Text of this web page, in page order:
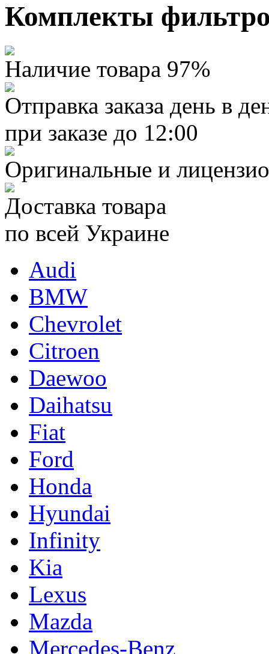
Комплекты
Наличие товара 97%
Отправка заказа день в
при заказе до 12:00
Оригинальные и
Доставка товара
по всей Украине
Audi
BMW
Chevrolet
Citroen
Daewoo
Daihatsu
Fiat
Ford
Honda
Hyundai
Infinity
Kia
Lexus
Mazda
Mercedes-Benz